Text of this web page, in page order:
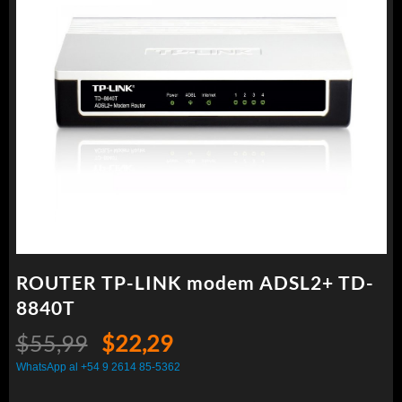
ROUTER TP-LINK modem ADSL2+ TD-
8840T
$55,99 El
precio
$22,29El
precio
WhatsApp al +54 9 2614 85-5362